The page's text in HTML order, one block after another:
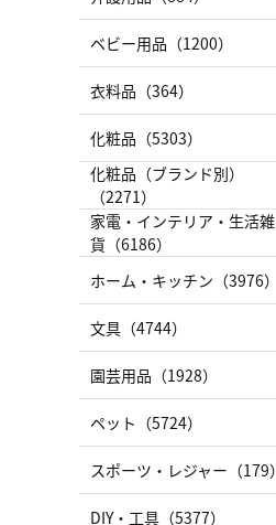
ベビー用品（1200）
衣料品（364）
化粧品（5303）
化粧品（ブランド別）
（2271）
家電・インテリア・生活雑
貨（6186）
ホーム・キッチン（3976）
文具（4744）
園芸用品（1928）
ペット（5724）
スポーツ・レジャー（179）
DIY・工具（5377）